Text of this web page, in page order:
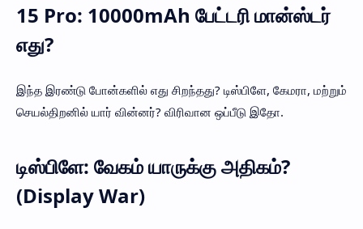
15 Pro: 10000mAh பேட்டரி மான்ஸ்டர்
எது?
இந்த இரண்டு போன்களில் எது சிறந்தது? டிஸ்பிளே, கேமரா, மற்றும்
செயல்திறனில் யார் வின்னர்? விரிவான ஒப்பீடு இதோ.
டிஸ்பிளே: வேகம் யாருக்கு அதிகம்?
(Display War)